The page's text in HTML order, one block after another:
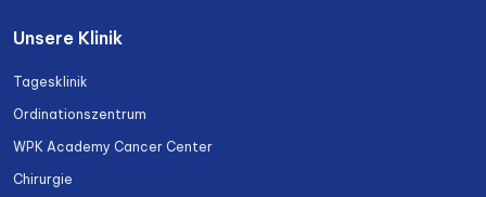
Unsere Klinik
Tagesklinik
Ordinationszentrum
WPK Academy Cancer Center
Chirurgie